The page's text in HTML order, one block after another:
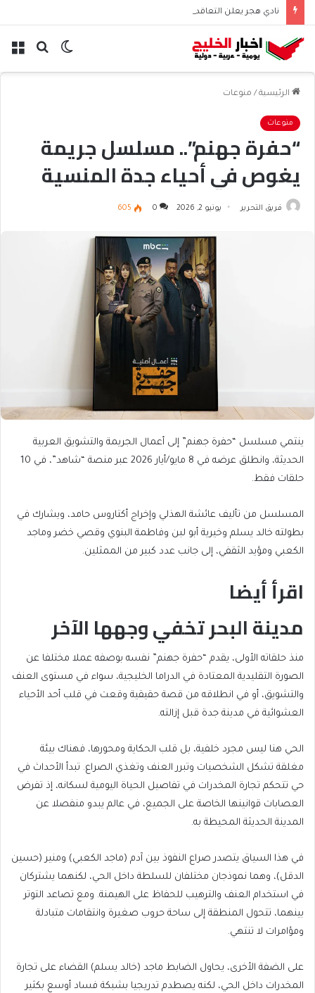
نادي هجر يعلن التعاقد مع المدافع الجزائري “أيوب دربال”
بحث الوضع
الرئيسية / منوعات
منوعات
“حفرة جهنم”.. مسلسل جريمة
يغوص في أحياء جدة المنسية
فريق التحرير يونيو 2, 2026 0
605
ينتمي مسلسل “حفرة جهنم” إلى أعمال الجريمة والتشويق العربية
الحديثة، وانطلق عرضه في 8 مايو/أيار 2026 عبر منصة “شاهد”، في 10
حلقات فقط.
المسلسل من تأليف عائشة الهذلي وإخراج أكتاروس حامد، ويشارك في
بطولته خالد يسلم وخيرية أبو لبن وفاطمة البنوي وقصي خضر وماجد
الكعبي ومؤيد الثقفي، إلى جانب عدد كبير من الممثلين.
اقرأ أيضا
list
4
items
end
list
مدينة البحر تخفي وجهها الآخر
منذ حلقاته الأولى، يقدم “حفرة جهنم” نفسه بوصفه عملا مختلفا عن
الصورة التقليدية المعتادة في الدراما الخليجية، سواء في مستوى العنف
والتشويق، أو في انطلاقه من قصة حقيقية وقعت في قلب أحد الأحياء
العشوائية في مدينة جدة قبل إزالته.
الحي هنا ليس مجرد خلفية، بل قلب الحكاية ومحورها، فهناك بيئة
مغلقة تشكل الشخصيات وتبرر العنف وتغذي الصراع. تبدأ الأحداث في
حي تتحكم تجارة المخدرات في تفاصيل الحياة اليومية لسكانه، إذ تفرض
العصابات قوانينها الخاصة على الجميع، في عالم يبدو منفصلا عن
المدينة الحديثة المحيطة به.
في هذا السياق يتصدر صراع النفوذ بين آدم (ماجد الكعبي) ومنير (حسين
الدقل)، وهما نموذجان مختلفان للسلطة داخل الحي، لكنهما يشتركان
في استخدام العنف والترهيب للحفاظ على الهيمنة. ومع تصاعد التوتر
بينهما، تتحول المنطقة إلى ساحة حروب صغيرة وانتقامات متبادلة
ومؤامرات لا تنتهي.
على الضفة الأخرى، يحاول الضابط ماجد (خالد يسلم) القضاء على تجارة
المخدرات داخل الحي، لكنه يصطدم تدريجيا بشبكة فساد أوسع بكثير